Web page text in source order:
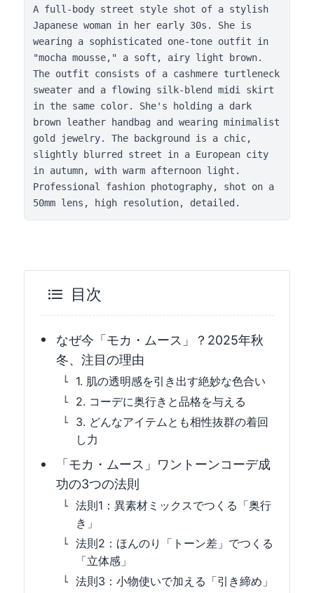
A full-body street style shot of a stylish
Japanese woman in her early 30s. She is
wearing a sophisticated one-tone outfit in
"mocha mousse," a soft, airy light brown.
The outfit consists of a cashmere turtleneck
sweater and a flowing silk-blend midi skirt
in the same color. She's holding a dark
brown leather handbag and wearing minimalist
gold jewelry. The background is a chic,
slightly blurred street in a European city
in autumn, with warm afternoon light.
Professional fashion photography, shot on a
50mm lens, high resolution, detailed.
目次
なぜ今「モカ・ムース」？2025年秋
冬、注目の理由
1. 肌の透明感を引き出す絶妙な色合い
2. コーデに奥行きと品格を与える
3. どんなアイテムとも相性抜群の着回
し力
「モカ・ムース」ワントーンコーデ成
功の3つの法則
法則1：異素材ミックスでつくる「奥行
き」
法則2：ほんのり「トーン差」でつくる
「立体感」
法則3：小物使いで加える「引き締め」